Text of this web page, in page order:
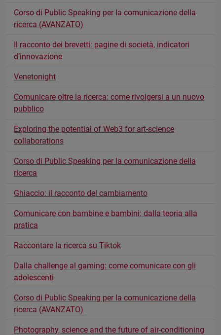
Corso di Public Speaking per la comunicazione della
ricerca (AVANZATO)
Il racconto dei brevetti: pagine di società, indicatori
d’innovazione
Venetonight
Comunicare oltre la ricerca: come rivolgersi a un nuovo
pubblico
Exploring the potential of Web3 for art-science
collaborations
Corso di Public Speaking per la comunicazione della
ricerca
Ghiaccio: il racconto del cambiamento
Comunicare con bambine e bambini: dalla teoria alla
pratica
Raccontare la ricerca su Tiktok
Dalla challenge al gaming: come comunicare con gli
adolescenti
Corso di Public Speaking per la comunicazione della
ricerca (AVANZATO)
Photography, science and the future of air-conditioning